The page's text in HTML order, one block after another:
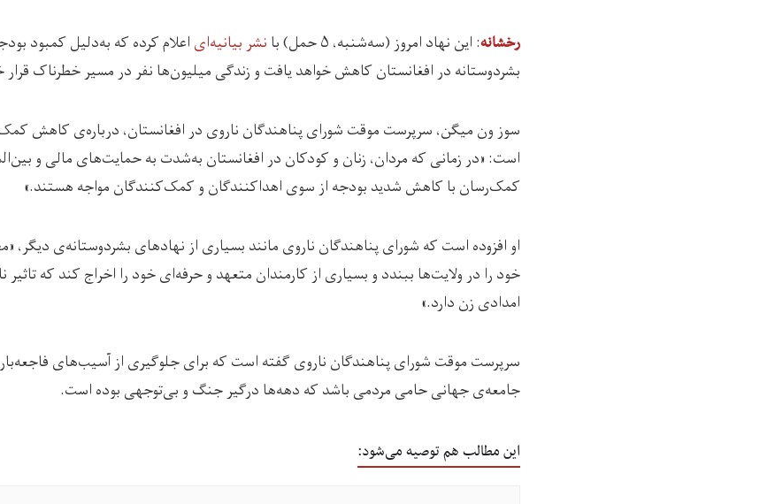
رخشانه: این نهاد امروز (سه‌شنبه، ۵ حمل) با نشر بیانیه‌ایاعلام کرده که به‌دلیل کمبود
بشردوستانه در افغانستان کاهش خواهد یافت و زندگی میلیون‌‌ها نفر در مسیر خطرناک
سوز ون میگن، سرپرست موقت شورای پناهندگان ناروی در افغانستان، درباره‌ی کاهش
است: «در زمانی که مردان، زنان و کودکان در افغانستان به‌شدت به حمایت‌‌های مالی و
کمک‌رسان با کاهش‌ شدید بودجه از سوی اهداکنندگان و کمک‌کنندگان مواجه هستند.»
او افزوده است که شورای پناهندگان ناروی مانند بسیاری از نهادهای بشردوستانه‌ی
خود را در ولایت‌ها ببندد و بسیاری از کارمندان متعهد و حرفه‌ای خود را اخراج کند که تاثیر
امدادی زن دارد.»
سرپرست موقت شورای پناهندگان ناروی گفته است که برای جلوگیری از آسیب‌های فاجعه‌بار
جامعه‌ی جهانی حامی مردمی باشد که دهه‌ها درگیر جنگ و بی‌توجهی بوده است.
این مطالب هم توصیه می‌شود: